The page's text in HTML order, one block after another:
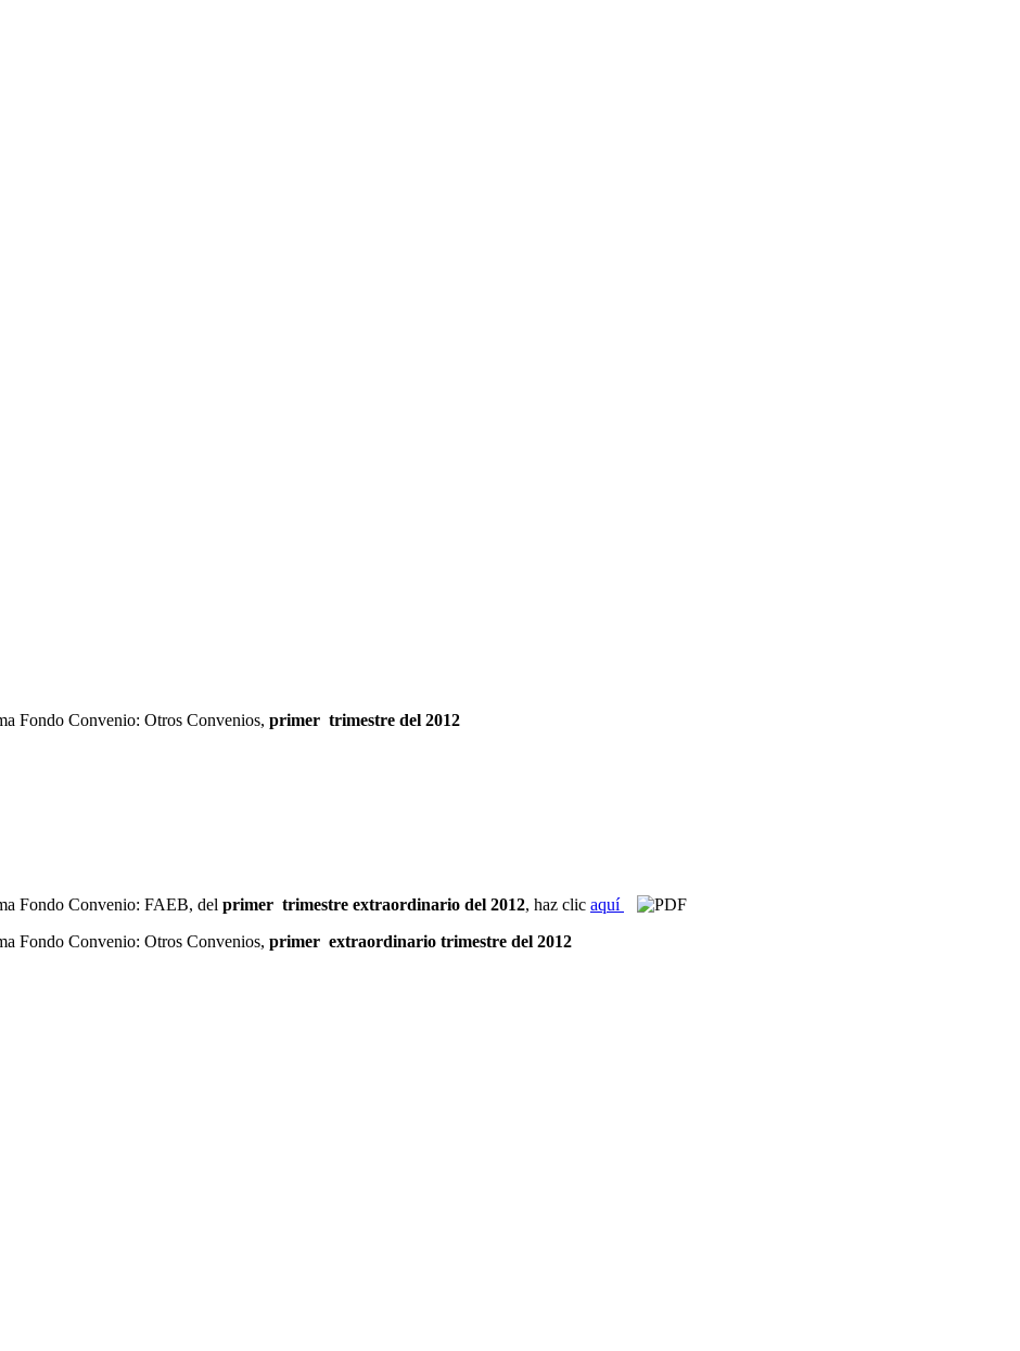
Fondo Convenio: Otros Convenios, primer trimestre del 2012
Fondo Convenio: FAEB, del primer trimestre extraordinario del 2012, haz clic aquí
Fondo Convenio: Otros Convenios, primer extraordinario trimestre del 2012